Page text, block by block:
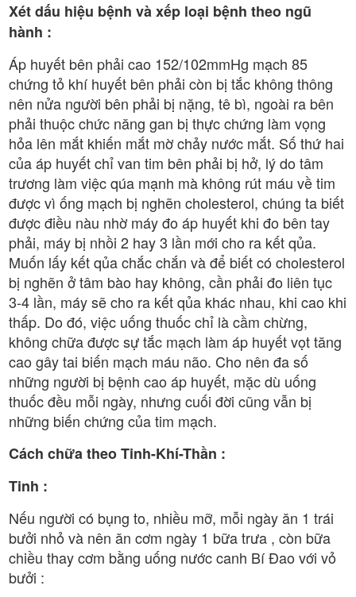
Xét dấu hiệu bệnh và xếp loại bệnh theo ngũ
hành :
Áp huyết bên phải cao 152/102mmHg mạch 85
chứng tỏ khí huyết bên phải còn bị tắc không thông
nên nửa người bên phải bị nặng, tê bì, ngoài ra bên
phải thuộc chức năng gan bị thực chứng làm vọng
hỏa lên mắt khiến mắt mờ chảy nước mắt. Số thứ hai
của áp huyết chỉ van tim bên phải bị hở, lý do tâm
trương làm việc qúa mạnh mà không rút máu về tim
được vì ống mạch bị nghẽn cholesterol, chúng ta biết
được điều nàu nhờ máy đo áp huyết khi đo bên tay
phải, máy bị nhồi 2 hay 3 lần mới cho ra kết qủa.
Muốn lấy kết qủa chắc chắn và để biết có cholesterol
bị nghẽn ở tâm bào hay không, cần phải đo liên tục
3-4 lần, máy sẽ cho ra kết qủa khác nhau, khi cao khi
thấp. Do đó, việc uống thuốc chỉ là cầm chừng,
không chữa được sự tắc mạch làm áp huyết vọt tăng
cao gây tai biến mạch máu não. Cho nên đa số
những người bị bệnh cao áp huyết, mặc dù uống
thuốc đều mỗi ngày, nhưng cuối đời cũng vẫn bị
những biến chứng của tim mạch.
Cách chữa theo Tinh-Khí-Thần :
Tinh :
Nếu người có bụng to, nhiều mỡ, mỗi ngày ăn 1 trái
bưởi nhỏ và nên ăn cơm ngày 1 bữa trưa , còn bữa
chiều thay cơm bằng uống nước canh Bí Đao với vỏ
bưởi :